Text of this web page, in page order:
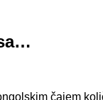
čajem